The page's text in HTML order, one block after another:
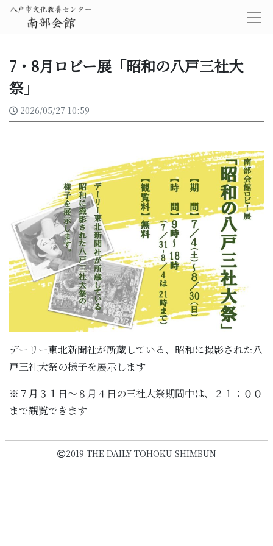
7・8月ロビー展「昭和の八戸三社大
祭」
2026/05/27 10:59
デーリー東北新聞社が所蔵している、昭和に撮影された八
戸三社大祭の様子を展示します
※７月３１日～８月４日の三社大祭期間中は、２１：００
まで観覧できます
2019 THE DAILY TOHOKU SHIMBUN